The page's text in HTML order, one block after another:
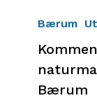
Bærum
Bærum
Bærum